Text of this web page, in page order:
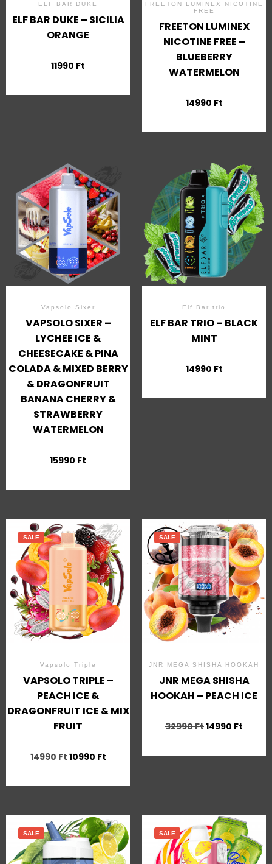
ELF BAR DUKE
ELF BAR DUKE – SICILIA
ORANGE
11990 Ft
FREETON LUMINEX NICOTINE
FREE
FREETON LUMINEX
NICOTINE FREE –
BLUEBERRY
WATERMELON
14990 Ft
Vapsolo Sixer
VAPSOLO SIXER –
LYCHEE ICE &
CHEESECAKE & PINA
COLADA & MIXED BERRY
& DRAGONFRUIT
BANANA CHERRY &
STRAWBERRY
WATERMELON
15990 Ft
Elf Bar trio
ELF BAR TRIO – BLACK
MINT
14990 Ft
SALE
Vapsolo Triple
VAPSOLO TRIPLE –
PEACH ICE &
DRAGONFRUIT ICE & MIX
FRUIT
14990Ft10990 Ft
SALE
JNR MEGA SHISHA HOOKAH
JNR MEGA SHISHA
HOOKAH – PEACH ICE
32990Ft14990 Ft
SALE SALE